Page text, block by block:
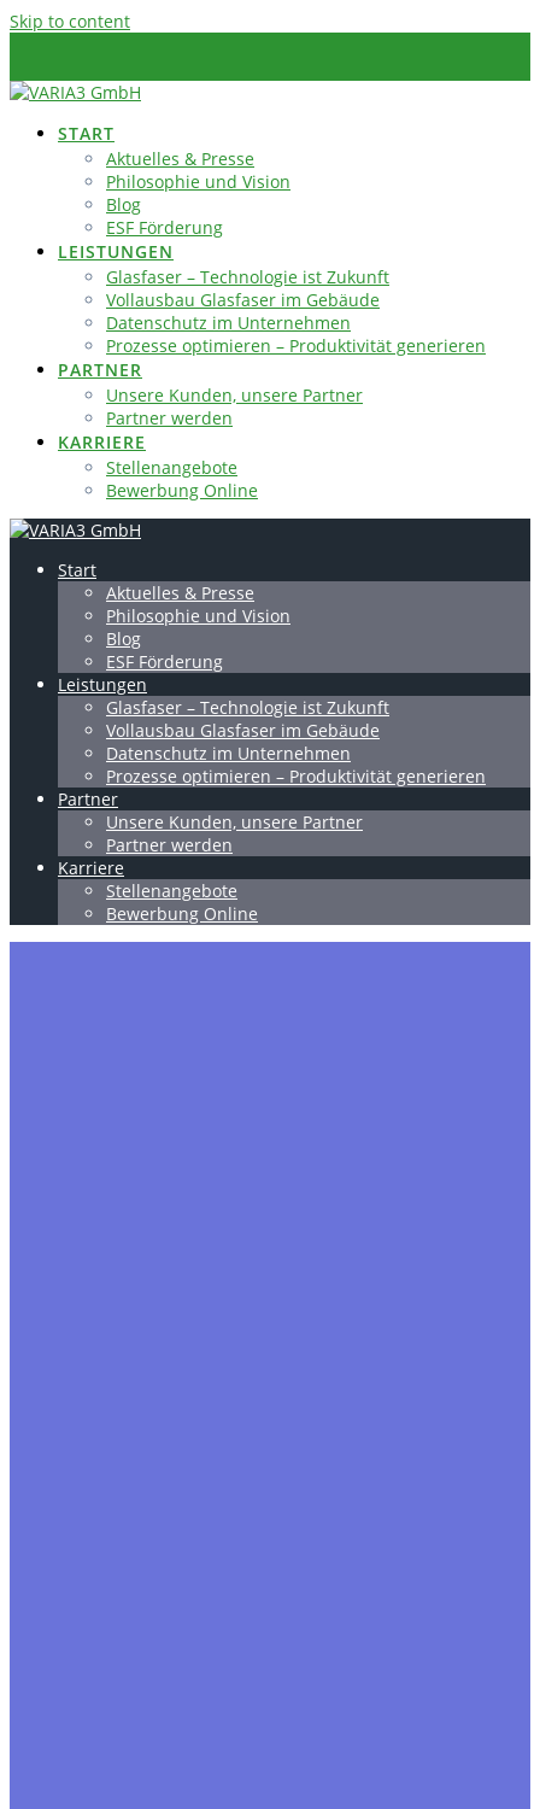
Skip to content
START
Aktuelles & Presse
Philosophie und Vision
Blog
ESF Förderung
LEISTUNGEN
Glasfaser – Technologie ist Zukunft
Vollausbau Glasfaser im Gebäude
Datenschutz im Unternehmen
Prozesse optimieren – Produktivität generieren
PARTNER
Unsere Kunden, unsere Partner
Partner werden
KARRIERE
Stellenangebote
Bewerbung Online
Start
Aktuelles & Presse
Philosophie und Vision
Blog
ESF Förderung
Leistungen
Glasfaser – Technologie ist Zukunft
Vollausbau Glasfaser im Gebäude
Datenschutz im Unternehmen
Prozesse optimieren – Produktivität generieren
Partner
Unsere Kunden, unsere Partner
Partner werden
Karriere
Stellenangebote
Bewerbung Online